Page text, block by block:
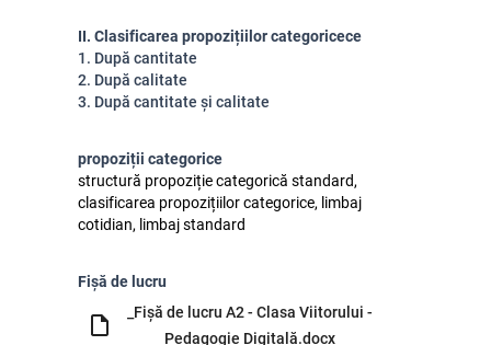
II. Clasificarea propozițiilor categoricece
1. După cantitate
2. După calitate
3. După cantitate și calitate
propoziții categorice
structură propoziție categorică standard,
clasificarea propozițiilor categorice, limbaj
cotidian, limbaj standard
Fișă de lucru
_Fișă de lucru A2 - Clasa Viitorului -
Pedagogie Digitală.docx